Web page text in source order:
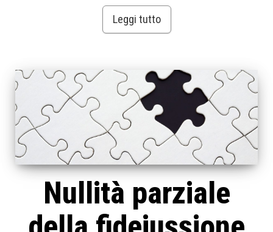
Leggi tutto
Nullità parziale